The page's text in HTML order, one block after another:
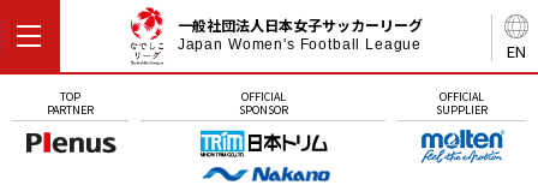
EN
一般社団法人日本女子サッカーリーグ
Japan Women's Football League
TOP
PARTNER
OFFICIAL
SPONSOR
OFFICIAL
SUPPLIER